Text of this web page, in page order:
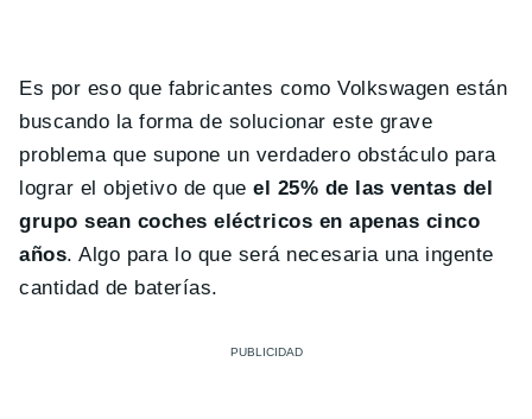
Es por eso que fabricantes como Volkswagen están
buscando la forma de solucionar este grave
problema que supone un verdadero obstáculo para
lograr el objetivo de queel 25% de las ventas del
grupo sean coches eléctricos en apenas cinco
años. Algo para lo que será necesaria una ingente
cantidad de baterías.